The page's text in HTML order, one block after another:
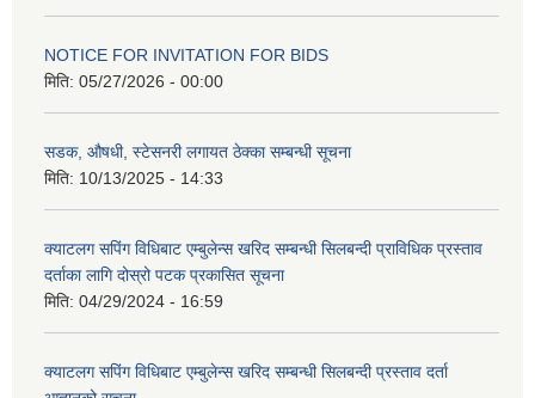
NOTICE FOR INVITATION FOR BIDS
मिति: 05/27/2026 - 00:00
सडक, औषधी, स्टेसनरी लगायत ठेक्का सम्बन्धी सूचना
मिति: 10/13/2025 - 14:33
क्याटलग सपिंग विधिबाट एम्बुलेन्स खरिद सम्बन्धी सिलबन्दी प्राविधिक प्रस्ताव
दर्ताका लागि दोस्रो पटक प्रकासित सूचना
मिति: 04/29/2024 - 16:59
क्याटलग सपिंग विधिबाट एम्बुलेन्स खरिद सम्बन्धी सिलबन्दी प्रस्ताव दर्ता